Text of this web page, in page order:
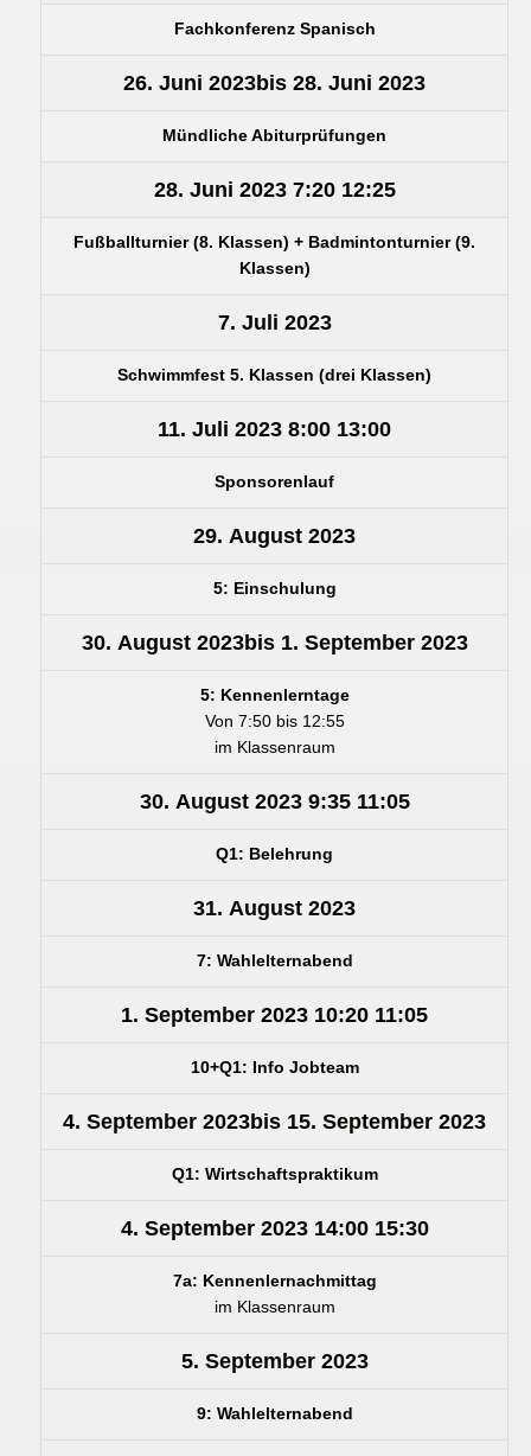
Fachkonferenz Spanisch
26. Juni 2023bis 28. Juni 2023
Mündliche Abiturprüfungen
28. Juni 20237:20 12:25
Fußballturnier (8. Klassen) + Badmintonturnier (9.
Klassen)
7. Juli 2023
Schwimmfest 5. Klassen (drei Klassen)
11. Juli 2023 8:00 13:00
Sponsorenlauf
29. August 2023
5: Einschulung
30. August 2023bis 1. September 2023
5: Kennenlerntage
Von 7:50 bis 12:55
im Klassenraum
30. August 20239:35 11:05
Q1: Belehrung
31. August 2023
7: Wahlelternabend
1. September 2023 10:20 11:05
10+Q1: Info Jobteam
4. September 2023bis 15. September 2023
Q1: Wirtschaftspraktikum
4. September 202314:00 15:30
7a: Kennenlernachmittag
im Klassenraum
5. September 2023
9: Wahlelternabend